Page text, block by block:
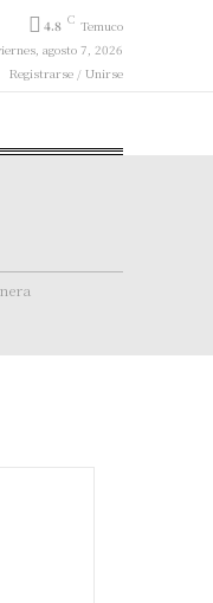
4.8 C Temuco
agosto 7, 2026
Registrarse / Unirse